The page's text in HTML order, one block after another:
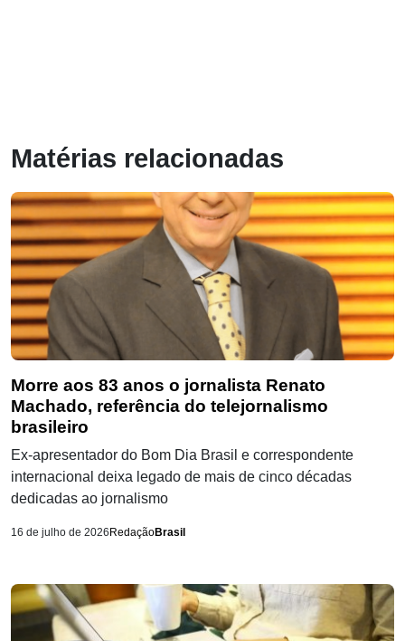
Matérias relacionadas
Morre aos 83 anos o jornalista Renato
Machado, referência do telejornalismo
brasileiro
Ex-apresentador do Bom Dia Brasil e correspondente
internacional deixa legado de mais de cinco décadas
dedicadas ao jornalismo
16 de julho de 2026 RedaçãoBrasil